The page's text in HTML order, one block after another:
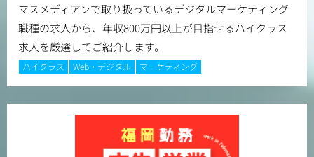
マスメディアンで取り扱っているデジタルマーケティング
職種の求人から、年収800万円以上が目指せるハイクラス
求人を厳選してご紹介します。
ハイクラス Web・デジタル マーケティング